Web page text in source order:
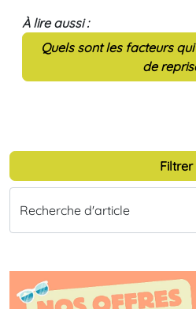
Filtrer
Recherche d'article
À lire aussi :
Quels sont les facteurs
de